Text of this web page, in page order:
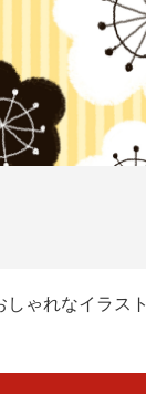
ゃれなイラスト